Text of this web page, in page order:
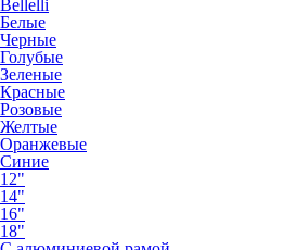
Bellelli
Белые
Черные
Голубые
Зеленые
Красные
Розовые
Желтые
Оранжевые
Синие
12"
14"
16"
18"